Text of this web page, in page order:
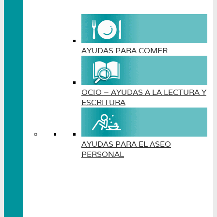
AYUDAS PARA COMER
OCIO – AYUDAS A LA LECTURA Y
ESCRITURA
AYUDAS PARA EL ASEO
PERSONAL